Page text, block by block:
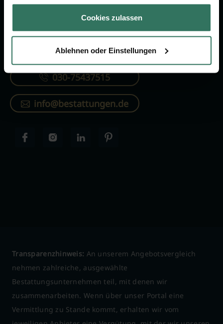
gesammelt haben.
Cookies zulassen
Ablehnen oder Einstellungen
Verzeichnis
KONTAKTIEREN SIE UNS
030-75437515
info@bestattungen.de
Transparenzhinweis: An unserem Angebotsvergleich
nehmen zahlreiche, ausgewählte
Bestattungsunternehmen teil, mit denen wir
zusammenarbeiten. Wenn über unser Portal eine
Vermittlung zu Stande kommt, erhalten wir vom